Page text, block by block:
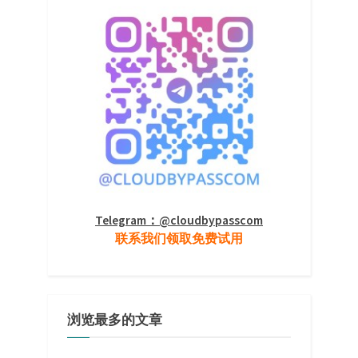
Telegram：@cloudbypasscom
联系我们领取免费试用
浏览最多的文章